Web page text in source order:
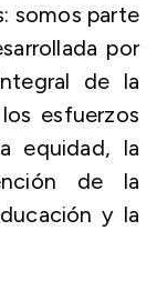
somos parte
por
de la
esfuerzos
equidad, la
de la
y la